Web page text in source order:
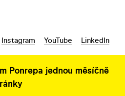
Instagram YouTube LinkedIn
Ponrepa jednou měsíčně